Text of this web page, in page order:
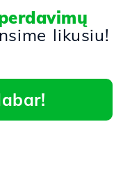
likusiu!